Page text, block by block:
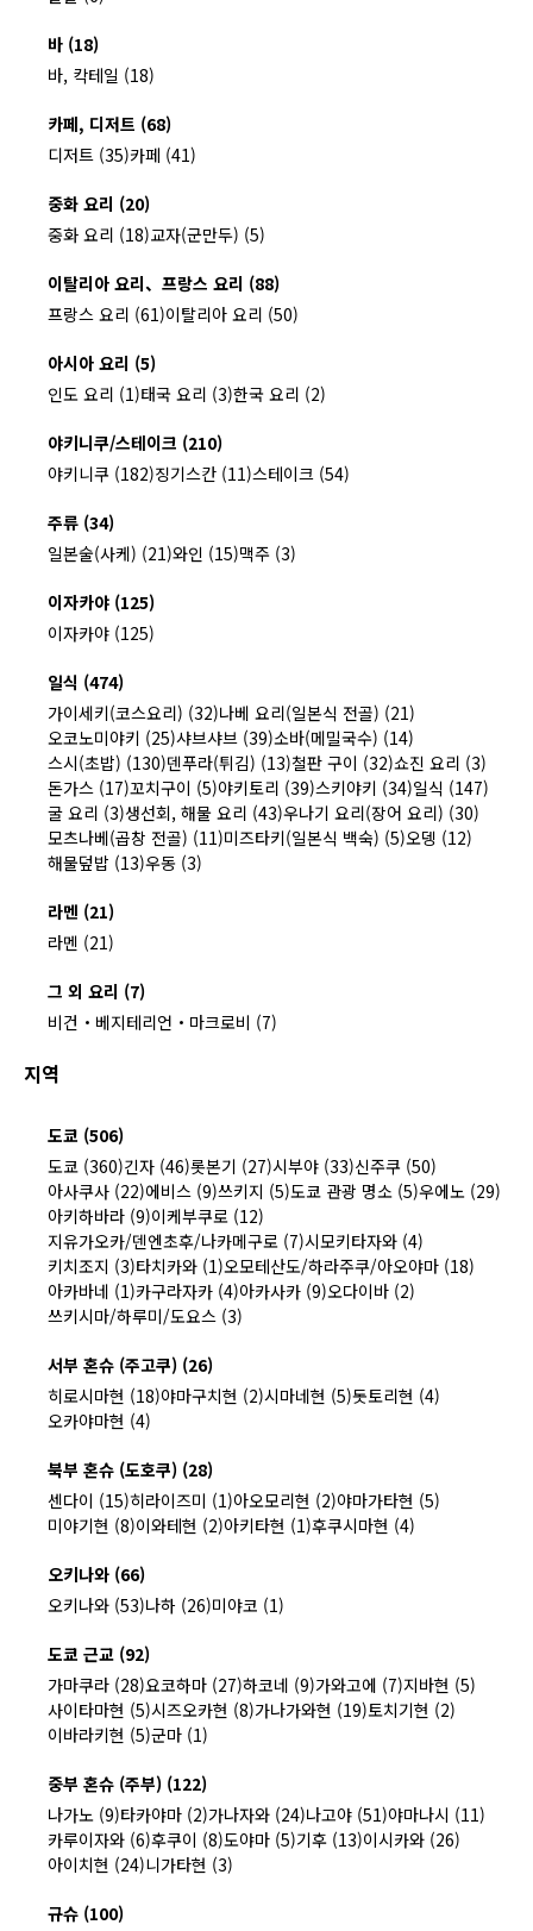
바 (18)
바, 칵테일 (18)
카페, 디저트 (68)
디저트 (35)카페 (41)
중화 요리 (20)
중화 요리 (18)교자(군만두) (5)
이탈리아 요리、프랑스 요리 (88)
프랑스 요리 (61)이탈리아 요리 (50)
아시아 요리 (5)
인도 요리 (1)태국 요리 (3)한국 요리 (2)
야키니쿠/스테이크 (210)
야키니쿠 (182)징기스칸 (11)스테이크 (54)
주류 (34)
일본술(사케) (21)와인 (15)맥주 (3)
이자카야 (125)
이자카야 (125)
일식 (474)
가이세키(코스요리) (32)나베 요리(일본식 전골) (21)
오코노미야키 (25)샤브샤브 (39)소바(메밀국수) (14)
스시(초밥) (130)덴푸라(튀김) (13)철판 구이 (32)쇼진 요리 (3)
돈가스 (17)꼬치구이 (5)야키토리 (39)스키야키 (34)일식 (147)
굴 요리 (3)생선회, 해물 요리 (43)우나기 요리(장어 요리) (30)
모츠나베(곱창 전골) (11)미즈타키(일본식 백숙) (5)오뎅 (12)
해물덮밥 (13)우동 (3)
라멘 (21)
라멘 (21)
그 외 요리 (7)
비건・베지테리언・마크로비 (7)
지역
도쿄 (506)
도쿄 (360)긴자 (46)롯본기 (27)시부야 (33)신주쿠 (50)
아사쿠사 (22)에비스 (9)쓰키지 (5)도쿄 관광 명소 (5)우에노 (29)
아키하바라 (9)이케부쿠로 (12)
지유가오카/덴엔초후/나카메구로 (7)시모키타자와 (4)
키치조지 (3)타치카와 (1)오모테산도/하라주쿠/아오야마 (18)
아카바네 (1)카구라자카 (4)아카사카 (9)오다이바 (2)
쓰키시마/하루미/도요스 (3)
서부 혼슈 (주고쿠) (26)
히로시마현 (18)야마구치현 (2)시마네현 (5)돗토리현 (4)
오카야마현 (4)
북부 혼슈 (도호쿠) (28)
센다이 (15)히라이즈미 (1)아오모리현 (2)야마가타현 (5)
미야기현 (8)이와테현 (2)아키타현 (1)후쿠시마현 (4)
오키나와 (66)
오키나와 (53)나하 (26)미야코 (1)
도쿄 근교 (92)
가마쿠라 (28)요코하마 (27)하코네 (9)가와고에 (7)지바현 (5)
사이타마현 (5)시즈오카현 (8)가나가와현 (19)토치기현 (2)
이바라키현 (5)군마 (1)
중부 혼슈 (주부) (122)
나가노 (9)타카야마 (2)가나자와 (24)나고야 (51)야마나시 (11)
카루이자와 (6)후쿠이 (8)도야마 (5)기후 (13)이시카와 (26)
아이치현 (24)니가타현 (3)
규슈 (100)